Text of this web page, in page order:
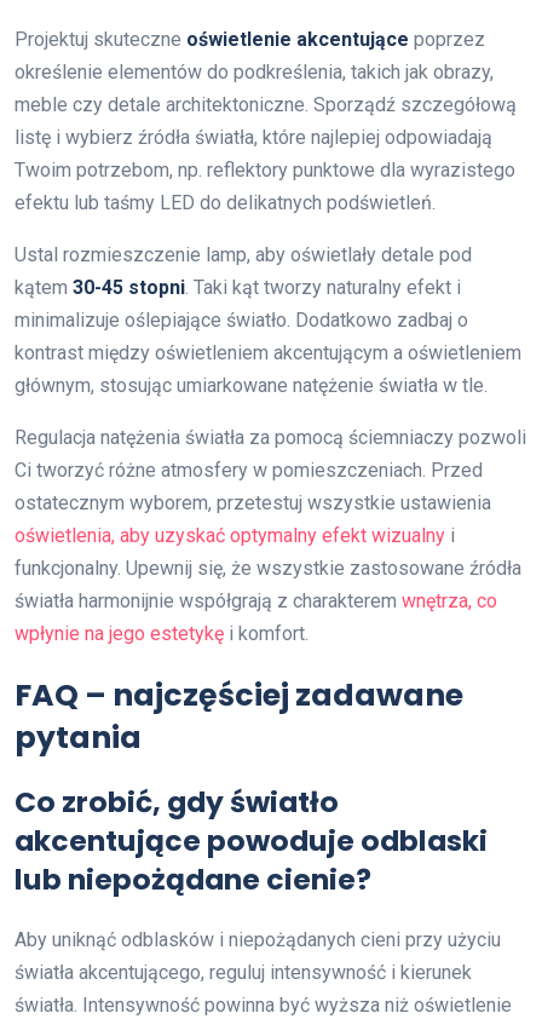
Projektuj skuteczne oświetlenie akcentujące poprzez
określenie elementów do podkreślenia, takich jak obrazy,
meble czy detale architektoniczne. Sporządź szczegółową
listę i wybierz źródła światła, które najlepiej odpowiadają
Twoim potrzebom, np. reflektory punktowe dla wyrazistego
efektu lub taśmy LED do delikatnych podświetleń.
Ustal rozmieszczenie lamp, aby oświetlały detale pod
kątem 30-45 stopni. Taki kąt tworzy naturalny efekt i
minimalizuje oślepiające światło. Dodatkowo zadbaj o
kontrast między oświetleniem akcentującym a oświetleniem
głównym, stosując umiarkowane natężenie światła w tle.
Regulacja natężenia światła za pomocą ściemniaczy pozwoli
Ci tworzyć różne atmosfery w pomieszczeniach. Przed
ostatecznym wyborem, przetestuj wszystkie ustawienia
oświetlenia, aby uzyskać optymalny efekt wizualny i
funkcjonalny. Upewnij się, że wszystkie zastosowane źródła
światła harmonijnie współgrają z charakterem wnętrza, co
wpłynie na jego estetykę i komfort.
FAQ – najczęściej zadawane
pytania
Co zrobić, gdy światło
akcentujące powoduje odblaski
lub niepożądane cienie?
Aby uniknąć odblasków i niepożądanych cieni przy użyciu
światła akcentującego, reguluj intensywność i kierunek
światła. Intensywność powinna być wyższa niż oświetlenie